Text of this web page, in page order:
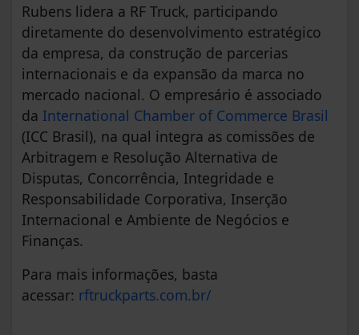
Rubens lidera a RF Truck, participando
diretamente do desenvolvimento estratégico
da empresa, da construção de parcerias
internacionais e da expansão da marca no
mercado nacional. O empresário é associado
da International Chamber of Commerce Brasil
(ICC Brasil), na qual integra as comissões de
Arbitragem e Resolução Alternativa de
Disputas, Concorrência, Integridade e
Responsabilidade Corporativa, Inserção
Internacional e Ambiente de Negócios e
Finanças.
Para mais informações, basta
acessar: rftruckparts.com.br/